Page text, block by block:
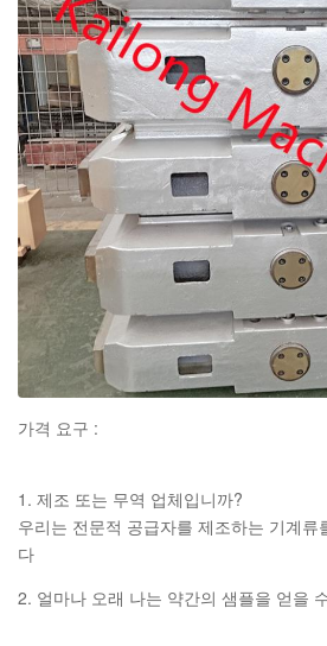
증명서
증명서를 단련하는 화
와 견고성 보고
가격 요구 :
1. 제조 또는 무역 업체입니까?
우리는 전문적 공급자를 제조하는 기계류
다
2. 얼마나 오래 나는 약간의 샘플을 얻을